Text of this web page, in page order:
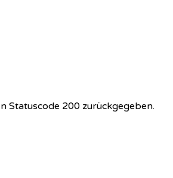
Statuscode 200 zurückgegeben.